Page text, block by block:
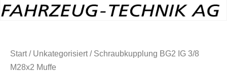
Start/ Unkategorisiert/ Schraubkupplung BG2 IG 3/8
M28x2 Muffe